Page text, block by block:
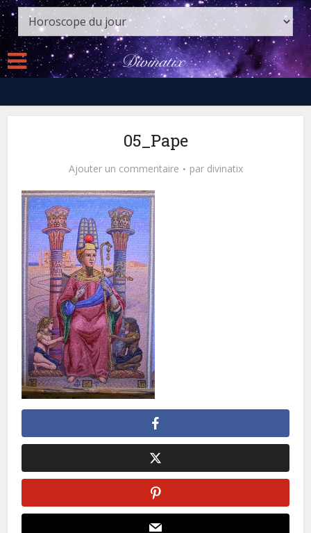
05_Pape
Ajouter un commentaire par divinatix